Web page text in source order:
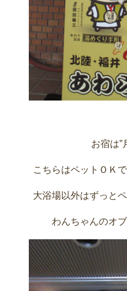
お宿は”
こちらはペットＯＫ
大浴場以外はずっと
わんちゃんのオ